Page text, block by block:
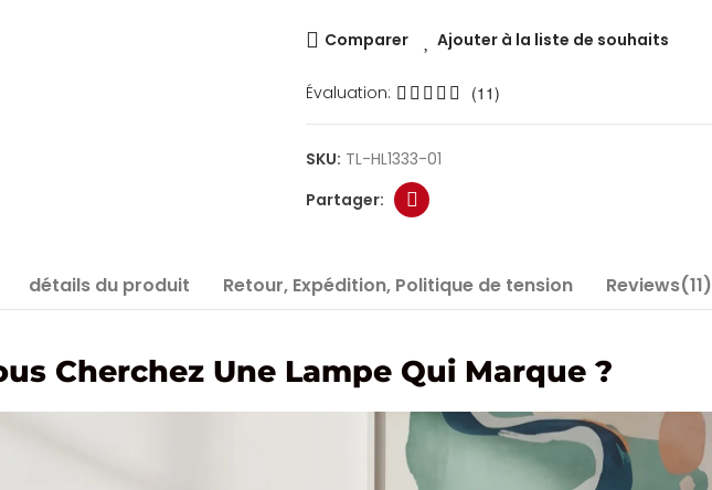
Comparer Ajouter à la liste de souhaits
Évaluation: (11)
SKU: TL-HL1333-01
détails du produit Retour, Expédition, Politique de tension Reviews(11)
Cherchez Une Lampe Qui Marque ?